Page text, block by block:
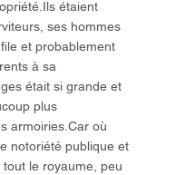
étaient
ses hommes
et probablement
à sa
était si grande et
plus
armoiries.Car où
notoriété publique et
le royaume, peu